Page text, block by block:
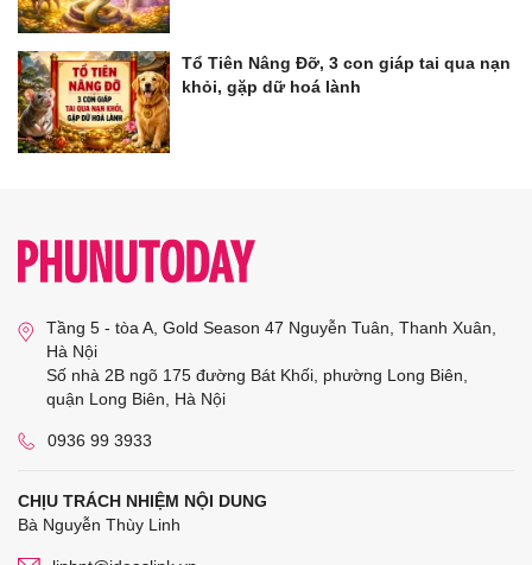
Tổ Tiên Nâng Đỡ, 3 con giáp tai qua nạn
khỏi, gặp dữ hoá lành
Tầng 5 - tòa A, Gold Season 47 Nguyễn Tuân, Thanh Xuân,
Hà Nội
Số nhà 2B ngõ 175 đường Bát Khối, phường Long Biên,
quận Long Biên, Hà Nội
0936 99 3933
CHỊU TRÁCH NHIỆM NỘI DUNG
Bà Nguyễn Thùy Linh